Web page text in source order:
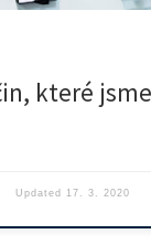
které
Updated 17. 3. 2020